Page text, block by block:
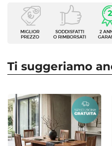
Caratteristiche
Serie
Freia Acacia
Altezza
Larghezza
88 cm
Profondità
40 cm
Ti suggeriamo